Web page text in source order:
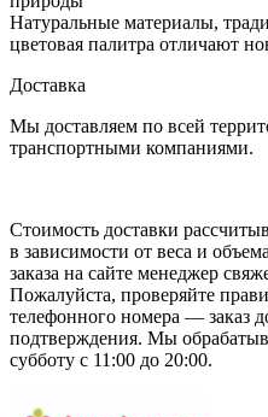
Натуральные материалы,
цветовая палитра отличают
Доставка
Мы доставляем по всей
транспортными компаниями.
Стоимость доставки
в зависимости от веса и
заказа на сайте менеджер
Пожалуйста, проверяйте
телефонного номера — заказ
подтверждения. Мы
субботу с 11:00 до 20:00.